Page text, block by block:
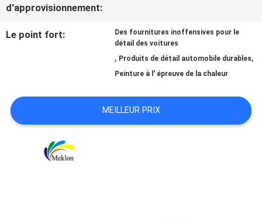
NOUVELLES
d'approvisionnement:
Le point fort:
Des fournitures inoffensives pour le
détail des voitures
, Produits de détail automobile durables,
Peinture à l' épreuve de la chaleur
MEILLEUR PRIX